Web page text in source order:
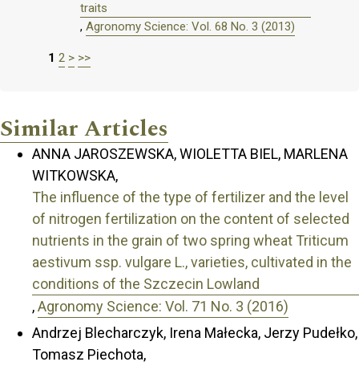
traits
, Agronomy Science: Vol. 68 No. 3 (2013)
1 2 > >>
Similar Articles
ANNA JAROSZEWSKA, WIOLETTA BIEL, MARLENA
WITKOWSKA,
The influence of the type of fertilizer and the level
of nitrogen fertilization on the content of selected
nutrients in the grain of two spring wheat Triticum
aestivum ssp. vulgare L., varieties, cultivated in the
conditions of the Szczecin Lowland
,Agronomy Science: Vol. 71 No. 3 (2016)
Andrzej Blecharczyk, Irena Małecka, Jerzy Pudełko,
Tomasz Piechota,